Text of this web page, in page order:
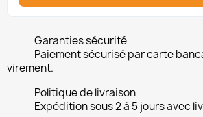
Garanties sécurité
Paiement sécurisé par carte
virement.
Politique de livraison
Expédition sous 2 à 5 jours avec